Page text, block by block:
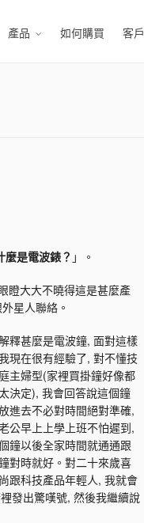
產品 如何購買 客戶
麼是電波錶？ 」。
瞪大大不曉得這是甚麼產
星人聯絡。
釋甚麼是電波鐘, 面對這樣
現在很有經驗了, 對不懂技
主婦型(家裡買掛鐘好像都
決定), 我會回答說這個鐘
進去不必對時間絕對準確,
公早上上學上班不怕遲到,
鐘以後全家時間就通通跟
對時就好。對二十來歲喜
跟科技產品年輕人, 我就會
發出驚嘆號, 然後我繼續說